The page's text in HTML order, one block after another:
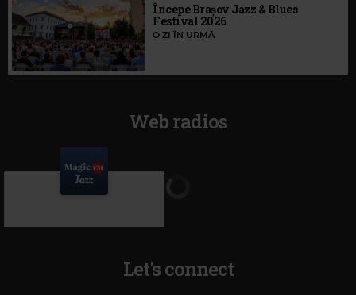
Începe Brașov Jazz & Blues
Festival 2026
O ZI ÎN URMĂ
Web radios
Let's connect